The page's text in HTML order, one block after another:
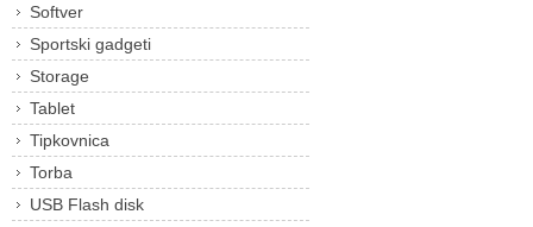
Softver
Sportski gadgeti
Storage
Tablet
Tipkovnica
Torba
USB Flash disk